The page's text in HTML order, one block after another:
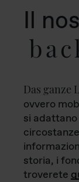
Il
Das ganze
ovvero
si
storia, i
troverete